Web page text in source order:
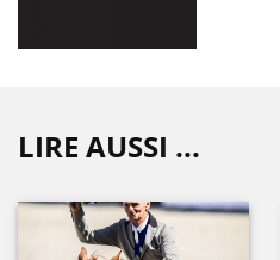
LIRE AUSSI ...